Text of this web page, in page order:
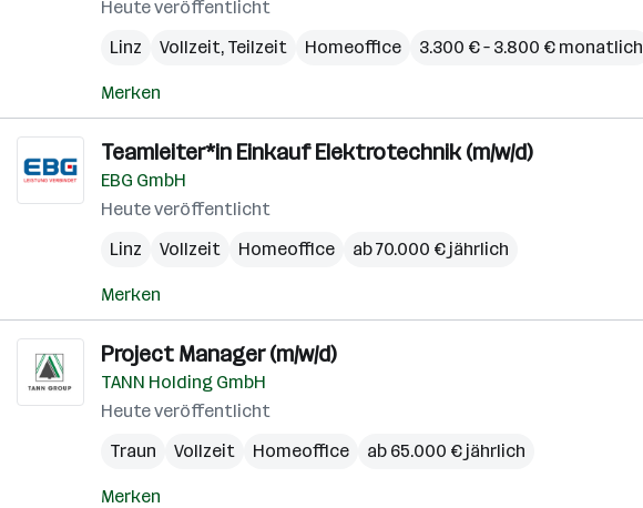
Heute veröffentlicht
Linz
Vollzeit, Teilzeit Homeoffice 3.300 € – 3.800 € monatlich
Merken
Teamleiter*in Einkauf Elektrotechnik (m/w/d)
EBG GmbH
Heute veröffentlicht
Linz
Vollzeit Homeoffice ab 70.000 € jährlich
Merken
Project Manager (m/w/d)
TANN Holding GmbH
Heute veröffentlicht
Traun
Vollzeit Homeoffice ab 65.000 € jährlich
Merken